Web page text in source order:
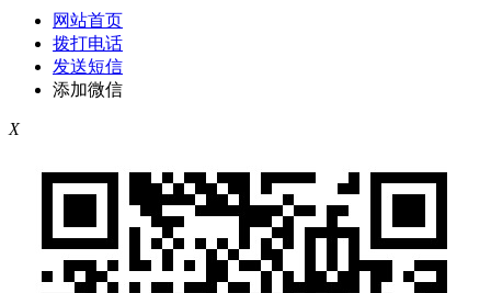
网站首页
拨打电话
发送短信
添加微信
X